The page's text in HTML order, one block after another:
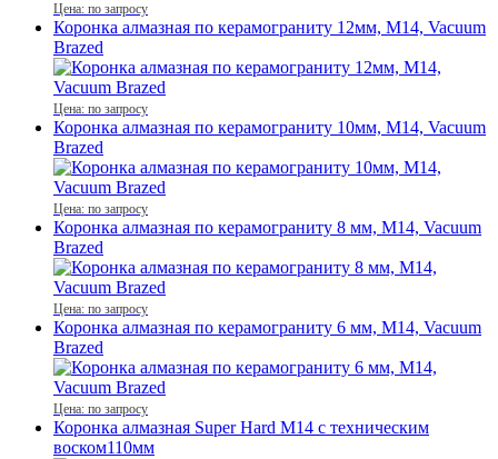
Цена: по запросу
Коронка алмазная по керамограниту 12мм, М14, Vacuum
Brazed
Цена: по запросу
Коронка алмазная по керамограниту 10мм, М14, Vacuum
Brazed
Цена: по запросу
Коронка алмазная по керамограниту 8 мм, М14, Vacuum
Brazed
Цена: по запросу
Коронка алмазная по керамограниту 6 мм, М14, Vacuum
Brazed
Цена: по запросу
Коронка алмазная Super Hard М14 с техническим
воском110мм